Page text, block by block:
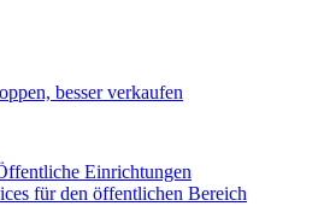
besser verkaufen
Einrichtungen
für den öffentlichen Bereich